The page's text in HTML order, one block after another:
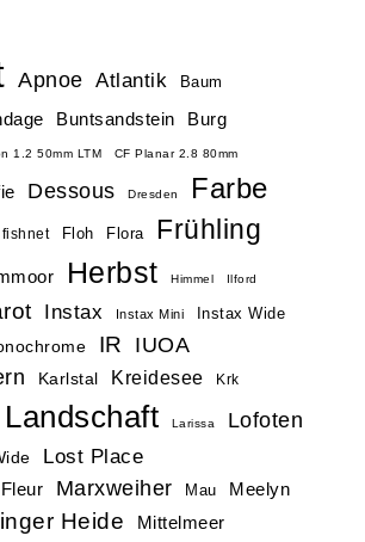
Apnoe Atlantik Baum
Buntsandstein Burg
1.2 50mm LTM CF Planar 2.8 80mm
Dessous Dresden Farbe
fishnet Floh Flora Frühling
Herbst Himmel Ilford
Instax Instax Mini
Instax Wide
IR
IUOA
Karlstal Kreidesee Krk
Landschaft Larissa Lofoten
Lost Place
Marxweiher Mau Meelyn
Heide Mittelmeer